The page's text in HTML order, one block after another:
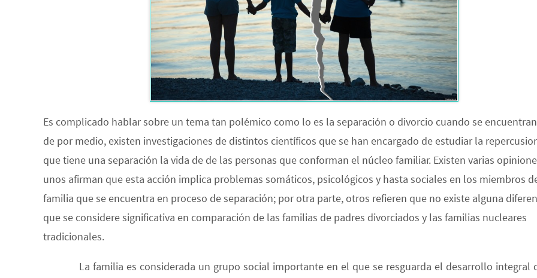
Es complicado hablar sobre un tema tan polémico como lo es la separación o divorcio cuando se
de por medio, existen investigaciones de distintos científicos que se han encargado de estudiar la
que tiene una separación la vida de de las personas que conforman el núcleo familiar. Existen varias
unos afirman que esta acción implica problemas somáticos, psicológicos y hasta sociales en los miembros
familia que se encuentra en proceso de separación; por otra parte, otros refieren que no existe alguna
que se considere significativa en comparación de las familias de padres divorciados y las familias nucleares
tradicionales.
La familia es considerada un grupo social importante en el que se resguarda el desarrollo integral